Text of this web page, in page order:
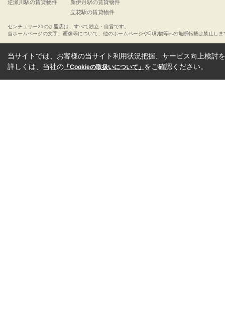
逆瀬川駅の賃貸物件
新伊丹駅の賃貸物件
立花駅の賃貸物件
センチュリー21の加盟店は、すべて独立・自営です。
当ホームページの文字、画像等について、他のホームページや印刷物等への無断転載は禁止しま
当サイトでは、お客様の当サイト利用状況把握、サービス向上検討
詳しくは、当社の 「Cookieの取扱いについて」 をご確認ください。